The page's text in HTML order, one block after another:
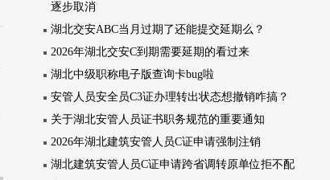
逐步取消
湖北交安ABC当月过期了还能提交延期么？
2026年湖北交安C到期需要延期的看过来
湖北中级职称电子版查询卡bug啦
安管人员安全员C3证办理转出状态想撤销咋搞？
关于湖北安管人员证书职务规范的重要通知
2026年湖北建筑安管人员C证申请强制注销
湖北建筑安管人员C证申请跨省调转原单位拒不配